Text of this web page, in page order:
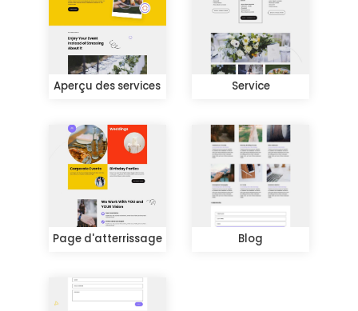
Aperçu des services Service
Page d'atterrissage Blog